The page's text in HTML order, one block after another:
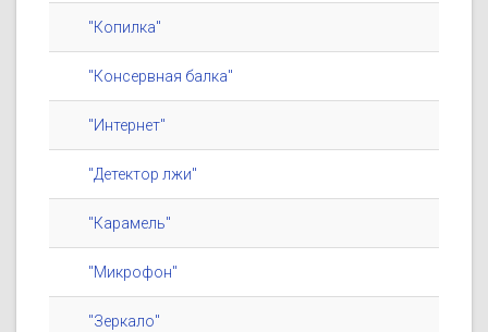
"Копилка"
"Консервная балка"
"Интернет"
"Детектор лжи"
"Карамель"
"Микрофон"
"Зеркало"